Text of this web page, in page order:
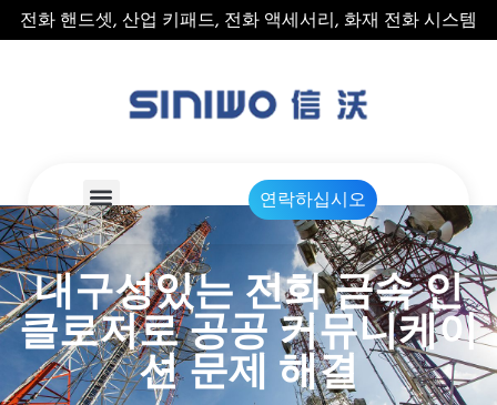
전화 핸드셋, 산업 키패드, 전화 액세서리, 화재 전화 시스템
연락하십시오
내구성있는 전화 금속 인
클로저로 공공 커뮤니케이
션 문제 해결